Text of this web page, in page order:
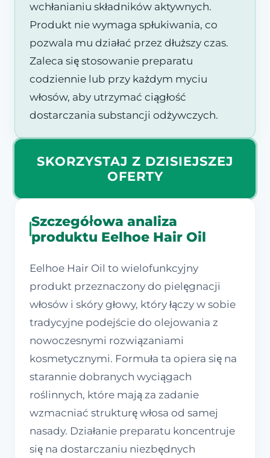
wchłanianiu składników aktywnych.
Produkt nie wymaga spłukiwania, co
pozwala mu działać przez dłuższy czas.
Zaleca się stosowanie preparatu
codziennie lub przy każdym myciu
włosów, aby utrzymać ciągłość
dostarczania substancji odżywczych.
SKORZYSTAJ Z DZISIEJSZEJ
OFERTY
Szczegółowa analiza
produktu Eelhoe Hair Oil
Eelhoe Hair Oil to wielofunkcyjny
produkt przeznaczony do pielęgnacji
włosów i skóry głowy, który łączy w sobie
tradycyjne podejście do olejowania z
nowoczesnymi rozwiązaniami
kosmetycznymi. Formuła ta opiera się na
starannie dobranych wyciągach
roślinnych, które mają za zadanie
wzmacniać strukturę włosa od samej
nasady. Działanie preparatu koncentruje
się na dostarczaniu niezbędnych